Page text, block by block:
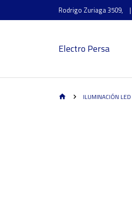
Rodrigo Zuriaga 3509, |
Electro Persa
ILUMINACIÓN LED